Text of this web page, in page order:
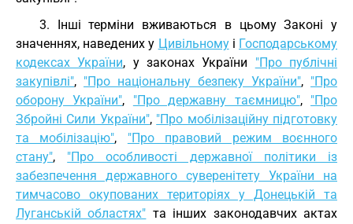
3. Інші терміни вживаються в цьому Законі у
значеннях, наведених у Цивільномуі Господарському
кодексах України, у законах України "Про публічні
закупівлі", "Про національну безпеку України", "Про
оборону України", "Про державну таємницю", "Про
Збройні Сили України", "Про мобілізаційну підготовку
та мобілізацію", "Про правовий режим воєнного
стану", "Про особливості державної політики із
забезпечення державного суверенітету України на
тимчасово окупованих територіях у Донецькій та
Луганській областях" та інших законодавчих актах